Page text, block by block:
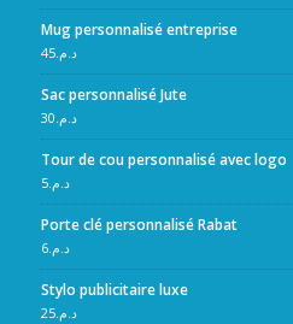
Mug personnalisé entreprise
د.م.45
Sac personnalisé Jute
د.م.30
Tour de cou personnalisé avec logo
د.م.5
Porte clé personnalisé Rabat
د.م.6
Stylo publicitaire luxe
د.م.25